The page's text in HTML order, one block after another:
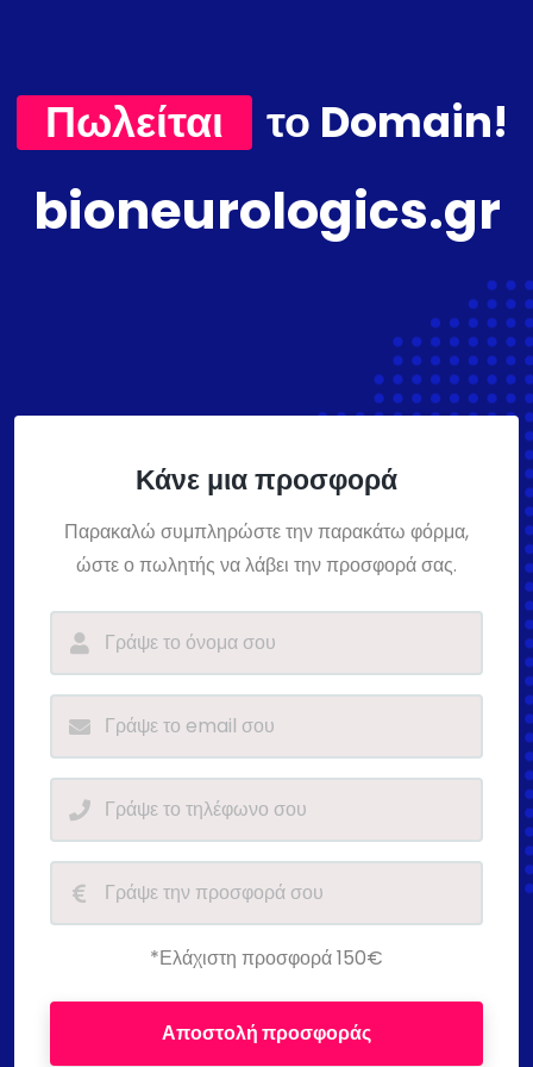
Πωλείται το Domain!
bioneurologics.gr
Κάνε μια προσφορά
Παρακαλώ συμπληρώστε την παρακάτω φόρμα,
ώστε ο πωλητής να λάβει την προσφορά σας.
*Ελάχιστη προσφορά 150€
Αποστολή προσφοράς